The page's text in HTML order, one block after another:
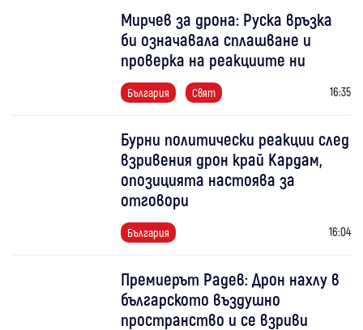
Мирчев за дрона: Руска връзка
би означавала сплашване и
проверка на реакциите ни
България Свят 16:35
Бурни политически реакции след
взривения дрон край Кардам,
опозицията настоява за
отговори
България 16:04
Премиерът Радев: Дрон нахлу в
българското въздушно
пространство и се взриви